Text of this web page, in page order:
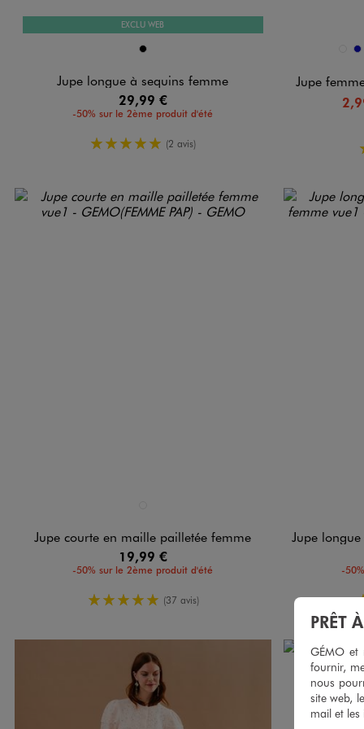
EXCLU WEB
Disponible en 1 colorisNOIR
Jupe longue à sequins femme
29,99 €
-50% sur le 2ème produit d'été
5/5 de moyenne
(2 avis)
DisponibleBLEU
Jupe
Jupe courte en maille pailletée femme
19,99 €
-50% sur le 2ème produit d'été
5/5 de moyenne
(37 avis)
Jupe longue
-
PRÊT
GÉMO et
fournir,
nous
site web,
mail et les